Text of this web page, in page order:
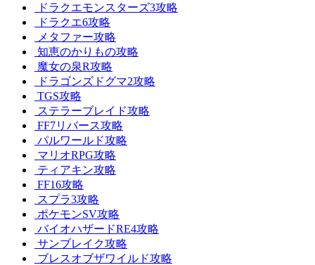
ドラクエモンスターズ3攻略
ドラクエ6攻略
メタファー攻略
知恵のかりもの攻略
魔女の泉R攻略
ドラゴンズドグマ2攻略
TGS攻略
ステラーブレイド攻略
FF7リバース攻略
パルワールド攻略
マリオRPG攻略
ティアキン攻略
FF16攻略
スプラ3攻略
ポケモンSV攻略
バイオハザードRE4攻略
サンブレイク攻略
ブレスオブザワイルド攻略